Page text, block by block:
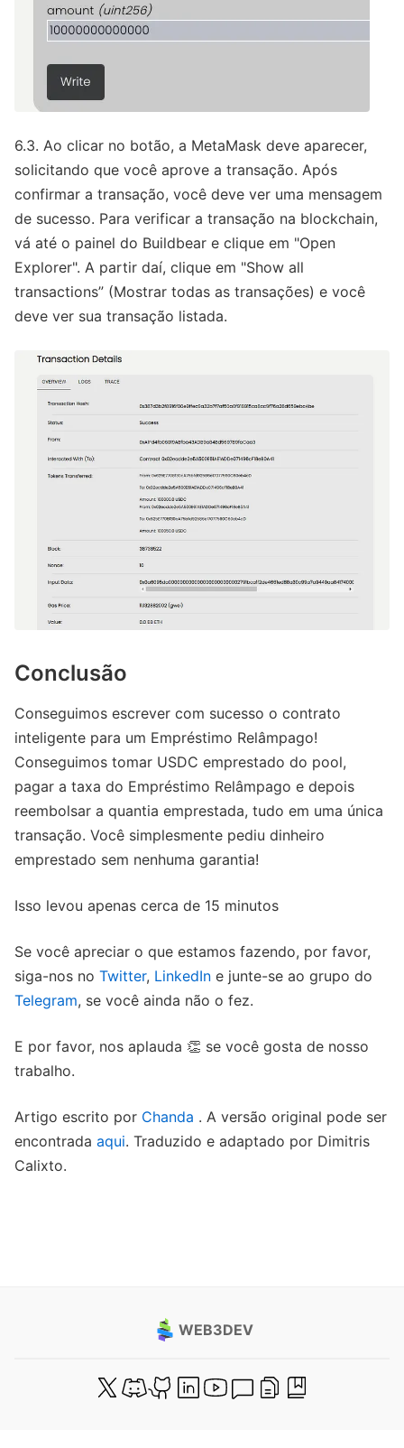
6.3. Ao clicar no botão, a MetaMask deve aparecer,
solicitando que você aprove a transação. Após
confirmar a transação, você deve ver uma mensagem
de sucesso. Para verificar a transação na blockchain,
vá até o painel do Buildbear e clique em "Open
Explorer". A partir daí, clique em "Show all
transactions” (Mostrar todas as transações) e você
deve ver sua transação listada.
Conclusão
Conseguimos escrever com sucesso o contrato
inteligente para um Empréstimo Relâmpago!
Conseguimos tomar USDC emprestado do pool,
pagar a taxa do Empréstimo Relâmpago e depois
reembolsar a quantia emprestada, tudo em uma única
transação. Você simplesmente pediu dinheiro
emprestado sem nenhuma garantia!
Isso levou apenas cerca de 15 minutos
Se você apreciar o que estamos fazendo, por favor,
siga-nos no Twitter, LinkedIn e junte-se ao grupo do
Telegram, se você ainda não o fez.
E por favor, nos aplauda 👏 se você gosta de nosso
trabalho.
Artigo escrito por Chanda . A versão original pode ser
encontrada aqui. Traduzido e adaptado por Dimitris
Calixto.
WEB3DEV